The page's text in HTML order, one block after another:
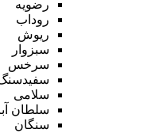
رضویه
روداب
ریوش
سبزوار
سرخس
سلامی
سلطان
سنگان